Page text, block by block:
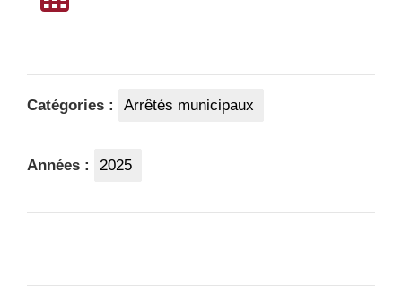
Catégories : Arrêtés municipaux
Années : 2025